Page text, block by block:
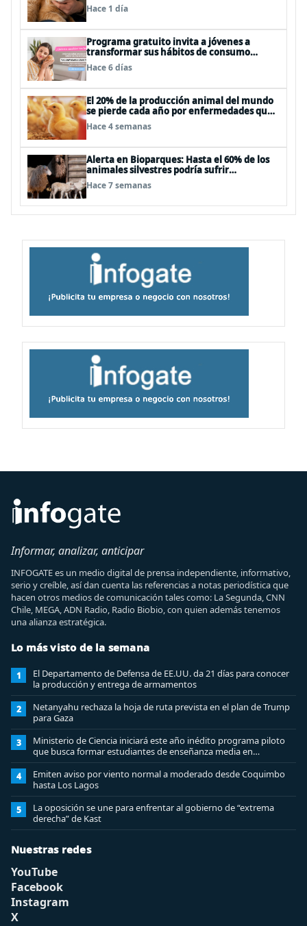
Hace 1 día
Programa gratuito invita a jóvenes a
transformar sus hábitos de consumo
cosmético, alimenticio y de moda
Hace 6 días
El 20% de la producción animal del mundo
se pierde cada año por enfermedades que
se pueden evitar
Hace 4 semanas
Alerta en Bioparques: Hasta el 60% de los
animales silvestres podría sufrir
desnutrición por dietas mal formuladas
Hace 7 semanas
Informar, analizar, anticipar
INFOGATE es un medio digital de prensa independiente, informativo,
serio y creíble, así dan cuenta las referencias a notas periodística que
hacen otros medios de comunicación tales como: La Segunda, CNN
Chile, MEGA, ADN Radio, Radio Biobio, con quien además tenemos
una alianza estratégica.
Lo más visto de la semana
1
El Departamento de Defensa de EE.UU. da 21 días para conocer
la producción y entrega de armamentos
2
Netanyahu rechaza la hoja de ruta prevista en el plan de Trump
para Gaza
3
Ministerio de Ciencia iniciará este año inédito programa piloto
que busca formar estudiantes de enseñanza media en
ciberseguridad
4
Emiten aviso por viento normal a moderado desde Coquimbo
hasta Los Lagos
5
La oposición se une para enfrentar al gobierno de “extrema
derecha” de Kast
Nuestras redes
YouTube
Facebook
Instagram
X